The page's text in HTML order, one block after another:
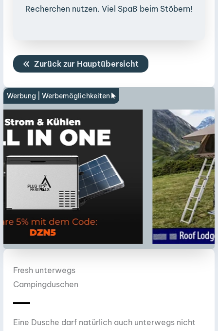
Recherchen nutzen. Viel Spaß beim Stöbern!
Zurück zur Hauptübersicht
Werbung | Werbemöglichkeiten
Fresh unterwegs
Campingduschen
Eine Dusche darf natürlich auch unterwegs nicht